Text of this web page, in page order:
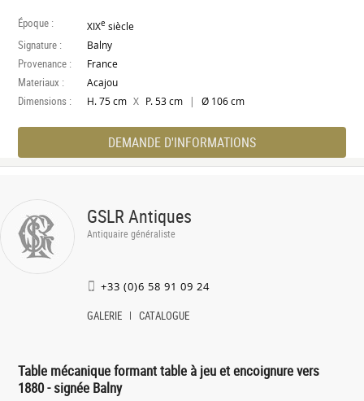
Époque : XIXe siècle
Signature : Balny
Provenance : France
Materiaux : Acajou
Dimensions : H. 75 cm X P. 53 cm | Ø 106 cm
DEMANDE D'INFORMATIONS
GSLR Antiques
Antiquaire généraliste
+33 (0)6 58 91 09 24
GALERIE CATALOGUE
Table mécanique formant table à jeu et encoignure vers
1880 - signée Balny